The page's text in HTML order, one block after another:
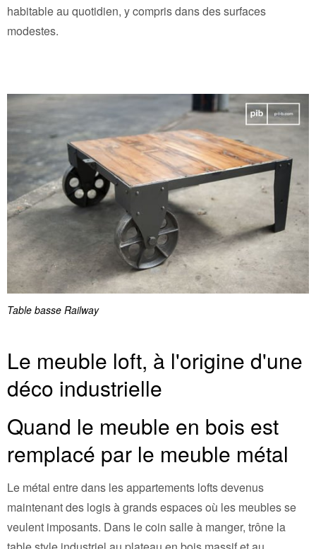
habitable au quotidien, y compris dans des surfaces
modestes.
Table basse Railway
Le meuble loft, à l'origine d'une
déco industrielle
Quand le meuble en bois est
remplacé par le meuble métal
Le métal entre dans les appartements lofts devenus
maintenant des logis à grands espaces où les meubles se
veulent imposants. Dans le coin salle à manger, trône la